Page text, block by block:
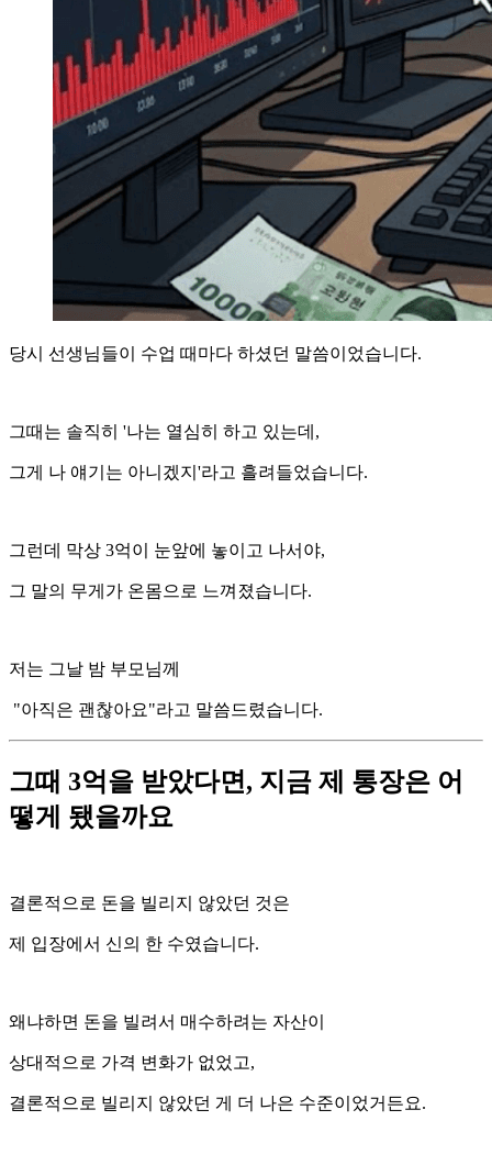
당시 선생님들이 수업 때마다 하셨던 말씀이었습니다.
그때는 솔직히 '나는 열심히 하고 있는데,
그게 나 얘기는 아니겠지'라고 흘려들었습니다.
그런데 막상 3억이 눈앞에 놓이고 나서야,
그 말의 무게가 온몸으로 느껴졌습니다.
저는 그날 밤 부모님께
"아직은 괜찮아요"라고 말씀드렸습니다.
그때 3억을 받았다면, 지금 제 통장은 어
떻게 됐을까요
결론적으로 돈을 빌리지 않았던 것은
제 입장에서 신의 한 수였습니다.
왜냐하면 돈을 빌려서 매수하려는 자산이
상대적으로 가격 변화가 없었고,
결론적으로 빌리지 않았던 게 더 나은 수준이었거든요.